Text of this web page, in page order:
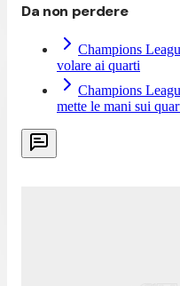
Da non perdere
Champions
volare ai quarti
Champions
mette le mani sui